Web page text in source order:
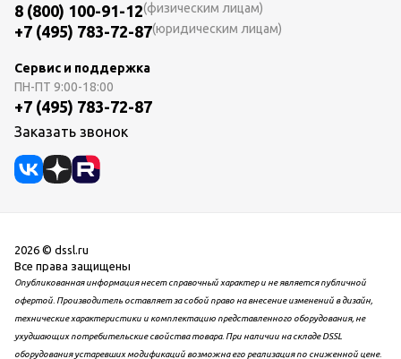
8 (800) 100-91-12(физическим лицам)
+7 (495) 783-72-87(юридическим лицам)
Сервис и поддержка
ПН-ПТ 9:00-18:00
+7 (495) 783-72-87
Заказать звонок
2026 © dssl.ru
Все права защищены
Опубликованная информация несет справочный характер и не является публичной
офертой. Производитель оставляет за собой право на внесение изменений в дизайн,
технические характеристики и комплектацию представленного оборудования, не
ухудшающих потребительские свойства товара. При наличии на складе DSSL
оборудования устаревших модификаций возможна его реализация по сниженной цене.